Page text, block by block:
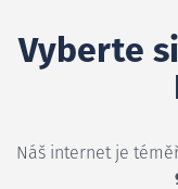
Vyberte
Náš internet je